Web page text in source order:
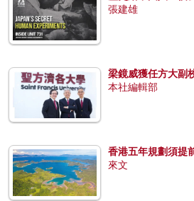
張建雄
梁鏡威獲任方大副
本社編輯部
香港五年規劃須提
來文